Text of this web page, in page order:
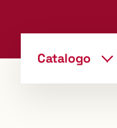
Catalogocambia